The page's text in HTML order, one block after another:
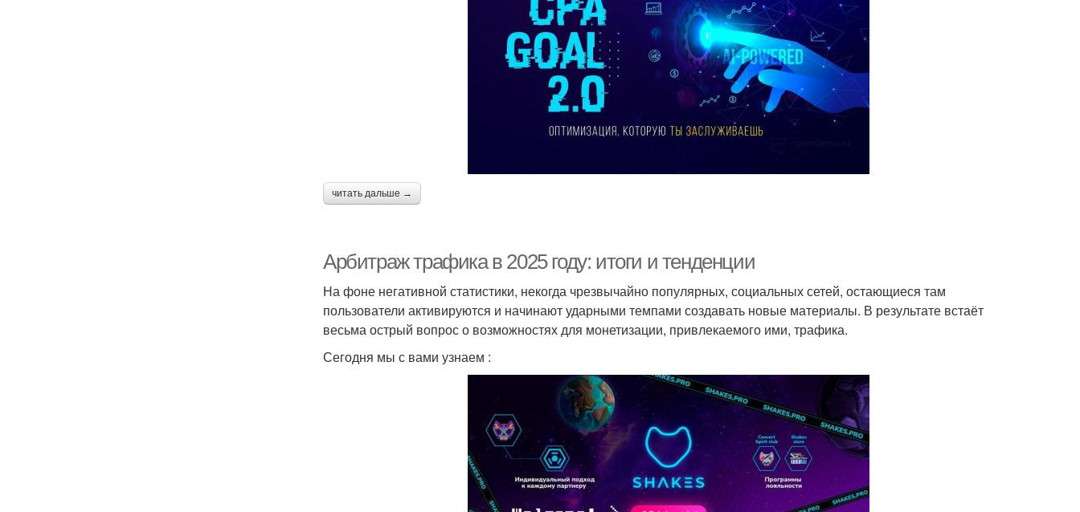
читать дальше →
Арбитраж трафика в 2025 году: итоги и тенденции
На фоне негативной статистики, некогда чрезвычайно популярных, социальных сетей, остающиеся там
пользователи активируются и начинают ударными темпами создавать новые материалы. В результате встаёт
весьма острый вопрос о возможностях для монетизации, привлекаемого ими, трафика.
Сегодня мы с вами узнаем :